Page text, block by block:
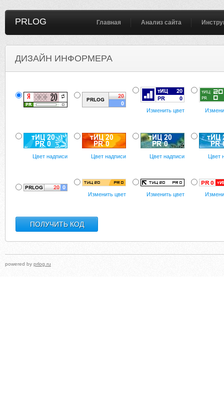
PRLOG Главная Анализ сайта
ДИЗАЙН ИНФОРМЕРА
Изменить цвет
Цвет надписи Цвет надписи Цвет надписи Цвет
Изменить цвет Изменить цвет
powered by prlog.ru